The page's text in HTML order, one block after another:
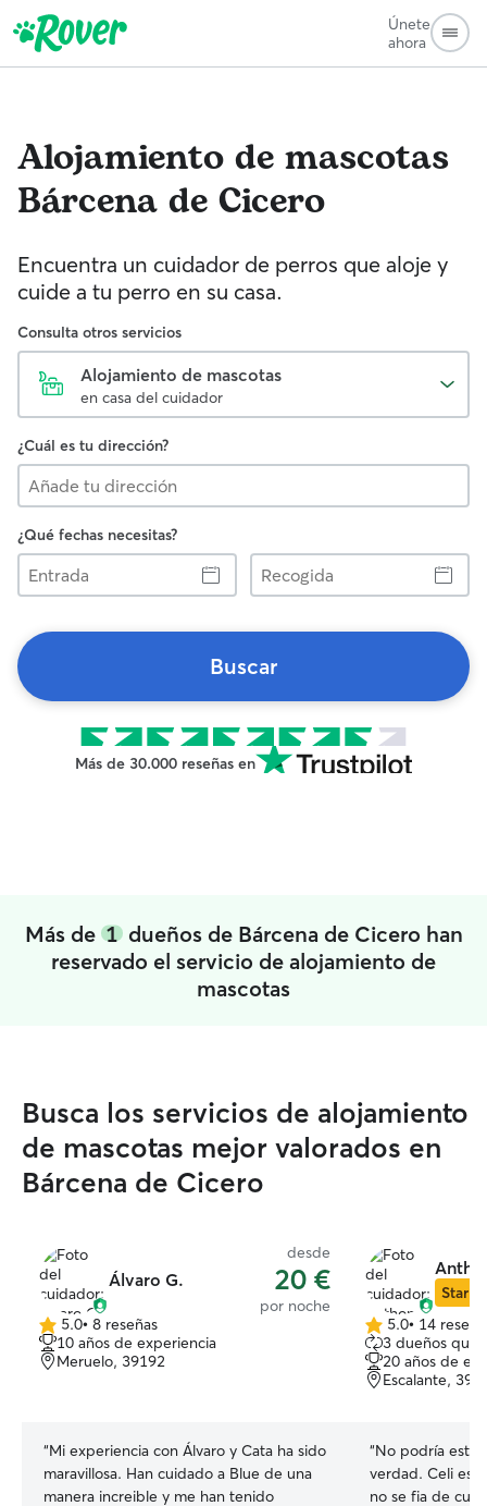
Únete
ahora
Alojamiento de mascotas
Bárcena de Cicero
Encuentra un cuidador de perros que aloje y
cuide a tu perro en su casa.
Consulta otros servicios
Alojamiento de mascotas
en casa del cuidador
¿Cuál es tu dirección?
¿Qué fechas necesitas?
Entrada
Recogida
Buscar
Más de 30.000 reseñas en
Más de 1dueños de Bárcena de Cicero han
reservado el servicio de alojamiento de
mascotas
Busca los servicios de alojamiento
de mascotas mejor valorados en
Bárcena de Cicero
Álvaro G.
desde
20 €
por noche
5.0
de
5
5.0• 8 reseñas
10 años de experiencia
Meruelo, 39192
“Mi experiencia con Álvaro y Cata ha sido
maravillosa. Han cuidado a Blue de una
manera increible y me han tenido
Star
5.0
de
5
estrellas
5.0• 14
3 dueños que
20 años de
Escalante,
“No podría
verdad. Celi es
no se fia de